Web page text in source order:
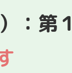
：第